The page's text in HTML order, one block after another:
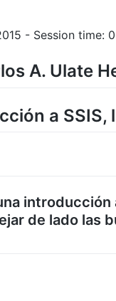
- Session time:
A. Ulate
a SSIS,
de lado las